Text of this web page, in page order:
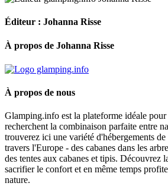
Éditeur : Johanna Risse
À propos de Johanna Risse
À propos de nous
Glamping.info est la plateforme idéale
recherchent la combinaison parfaite entre
trouverez ici une variété d'hébergements
travers l'Europe - des cabanes dans les
des tentes aux cabanes et tipis. Découvrez
sacrifier le confort et en même temps
nature.